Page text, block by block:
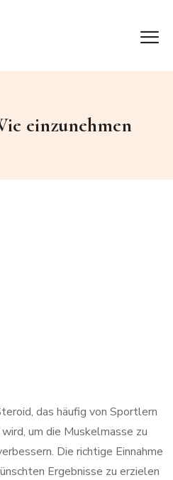
einzunehmen
das häufig von Sportlern
um die Muskelmasse zu
Die richtige Einnahme
Ergebnisse zu erzielen